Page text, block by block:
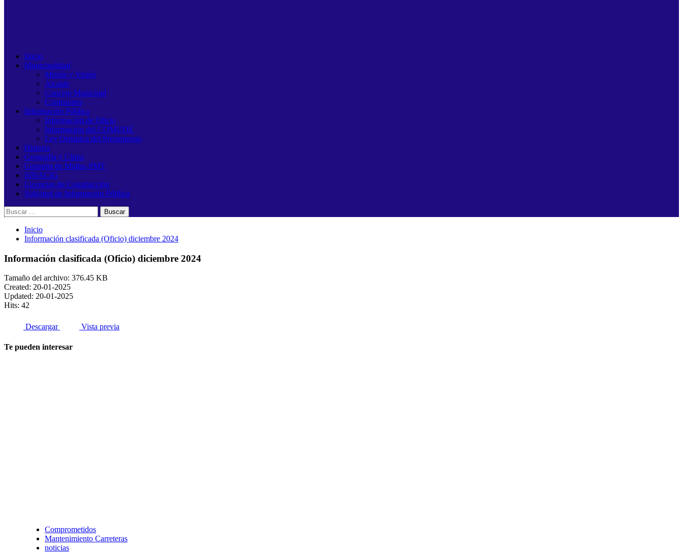
Inicio
Municipalidad
Misión y Visión
Alcalde
Concejo Municipal
Comisiones
Información Pública
Información de Oficio
Información del COMUDE
Ley Orgánica del Presupuesto
Historia
Geografía y Clima
Consulta de Multas PMT
SINACIG
Licencias de Construcción
Solicitud de Información Pública
Buscar:
Inicio
Información clasificada (Oficio) diciembre 2024
Información clasificada (Oficio) diciembre 2024
Tamaño del archivo: 376.45 KB
Created: 20-01-2025
Updated: 20-01-2025
Hits: 42
Descargar Vista previa
Te pueden interesar
Comprometidos
Mantenimiento Carreteras
noticias